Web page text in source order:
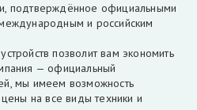
подтверждённое официальными
и российским
позволит вам экономить
— официальный
мы имеем возможность
цены на все виды техники и